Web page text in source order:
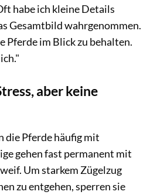
habe ich kleine Details
Gesamtbild wahrgenommen.
Pferde im Blick zu behalten.
aber keine
die Pferde häufig mit
gehen fast permanent mit
Um starkem Zügelzug
zu entgehen, sperren sie